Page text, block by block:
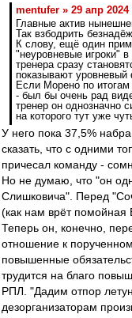
mentufer » 29 апр 2024
Главные актив
Так взбодрить
К слову, ещё один
"неуровневые игроки"
тренера сразу
показывают уровневый
Если Морено по
- был бы очень рад
тренер он однозначно
на которого тут уже
У него пока 37,5%
сказать, что с одними
причесал команду -
Но не думаю, что "он
Слишковича". Перед
(как нам врёт помойная
Теперь он, конечно,
отношение к
повышенные
трудится на благо
РПЛ. "Дадим отпор
дезорганизаторам